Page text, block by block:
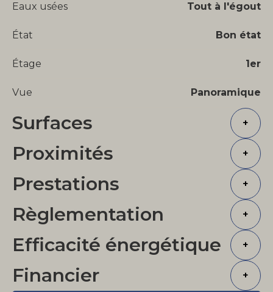
Eaux usées Tout à l'égout
État Bon état
Étage 1er
Vue Panoramique
Surfaces +
Proximités +
Prestations +
Règlementation +
Efficacité énergétique +
Financier +